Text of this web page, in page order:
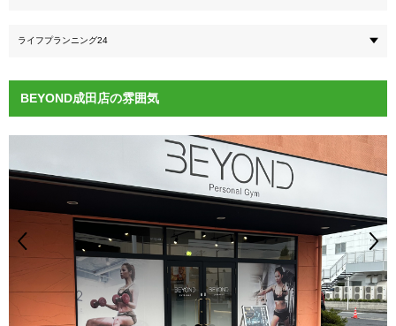
ライフプランニング24
BEYOND成田店の雰囲気